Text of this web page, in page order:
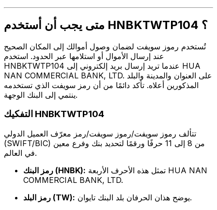
متى يجب أن أستخدم HNBKTWTP104 ؟
تُستخدم رموز سويفت لضمان وصول أموالك إلى المكان الصحيح
عند إرسال الأموال أو استلامها عبر الحدود. استخدم
HNBKTWTP104 عندما تريد إرسال بريد إلكتروني إلى HUA
NAN COMMERCIAL BANK, LTD. على العنوان والمدينة والبلد
المذكورين أعلاه. تأكد دائمًا من أن رمز سويفت الذي تستخدمه
ينتمي إلى البنك الوجهة.
التفكيك HNBKTWTP104
تتألف رموز سويفت/رموز سويفت/رمز معرّف العميل الدولي
(SWIFT/BIC) من 8 إلى 11 حرفًا ورقمًا لتحديد بنك وفرع معين
في العالم.
رمز البنك (HNBK):
COMMERCIAL BANK, LTD.
رمز البلد (TW):
يوضح هذان الحرفان بلد البنك تايوان.